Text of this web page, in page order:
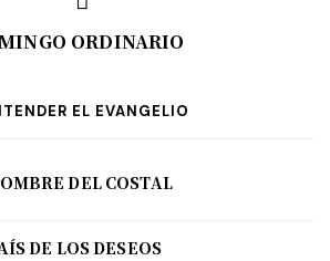
ORDINARIO
EL EVANGELIO
DEL COSTAL
DE LOS DESEOS